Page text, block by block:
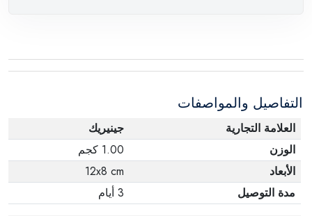
التفاصيل والمواصفات
العلامة التجارية
جينيريك
الوزن
1.00 كجم
الأبعاد
12x8 cm
مدة التوصيل
3 أيام